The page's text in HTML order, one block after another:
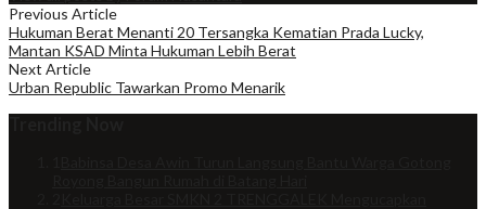
Previous Article
Hukuman Berat Menanti 20 Tersangka Kematian Prada Lucky,
Mantan KSAD Minta Hukuman Lebih Berat
Next Article
Urban Republic Tawarkan Promo Menarik